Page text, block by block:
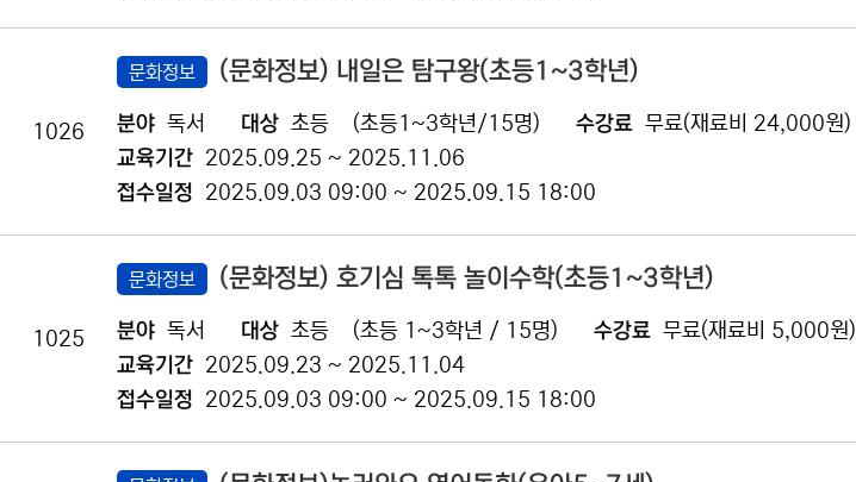
1026
문화정보 (문화정보) 내일은 탐구왕(초등1~3학년)
분야 독서 대상 초등 (초등1~3학년/15명) 수강료 무료(재료비 24,000원)
교육기간 2025.09.25 ~ 2025.11.06
접수일정 2025.09.03 09:00 ~ 2025.09.15 18:00
1025
문화정보 (문화정보) 호기심 톡톡 놀이수학(초등1~3학년)
분야 독서 대상 초등 (초등 1~3학년 / 15명) 수강료 무료(재료비 5,000원)
교육기간 2025.09.23 ~ 2025.11.04
접수일정 2025.09.03 09:00 ~ 2025.09.15 18:00